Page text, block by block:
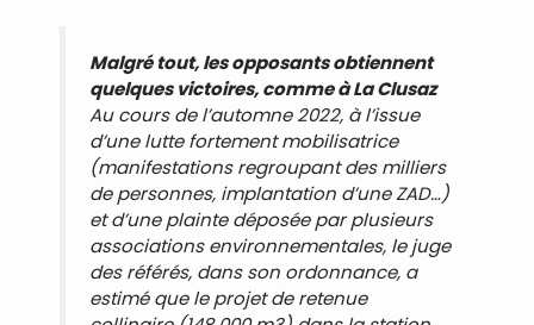
Malgré tout, les opposants obtiennent
quelques victoires, comme à La Clusaz
Au cours de l’automne 2022, à l’issue
d’une lutte fortement mobilisatrice
(manifestations regroupant des milliers
de personnes, implantation d’une ZAD…)
et d’une plainte déposée par plusieurs
associations environnementales, le juge
des référés, dans son ordonnance, a
estimé que le projet de retenue